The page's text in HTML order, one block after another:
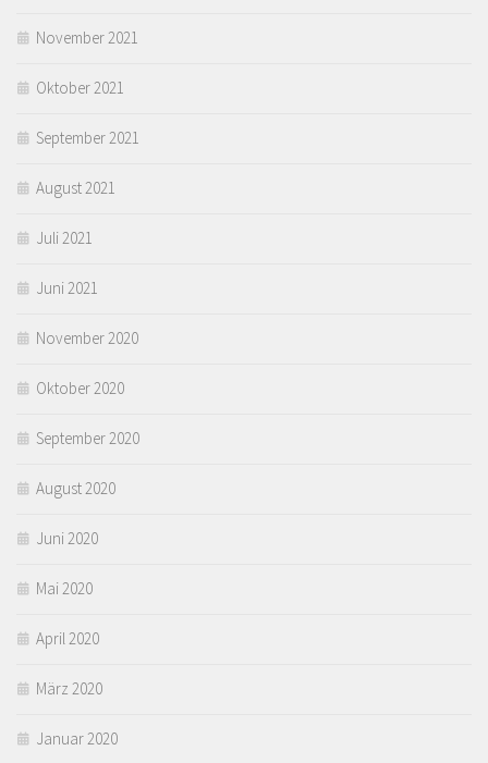
November 2021
Oktober 2021
September 2021
August 2021
Juli 2021
Juni 2021
November 2020
Oktober 2020
September 2020
August 2020
Juni 2020
Mai 2020
April 2020
März 2020
Januar 2020